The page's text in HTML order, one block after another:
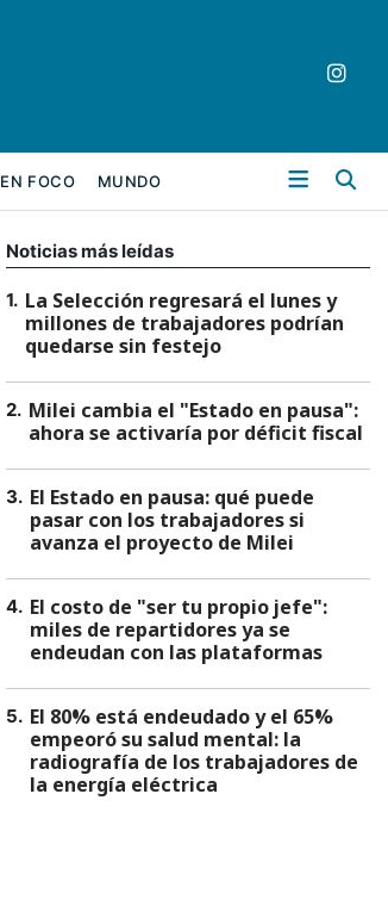
EN FOCO MUNDO
Noticias más leídas
1. La Selección regresará el lunes y
millones de trabajadores podrían
quedarse sin festejo
2. Milei cambia el "Estado en pausa":
ahora se activaría por déficit fiscal
3. El Estado en pausa: qué puede
pasar con los trabajadores si
avanza el proyecto de Milei
4. El costo de "ser tu propio jefe":
miles de repartidores ya se
endeudan con las plataformas
5. El 80% está endeudado y el 65%
empeoró su salud mental: la
radiografía de los trabajadores de
la energía eléctrica